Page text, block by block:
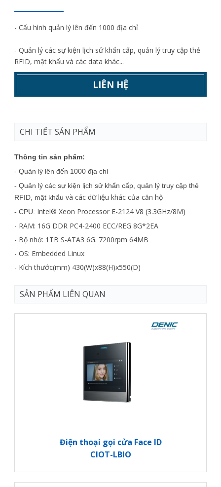
- Cấu hình quản lý lên đến 1000 địa chỉ
- Quản lý các sự kiện lịch sử khẩn cấp, quản lý truy cập thẻ
RFID, mật khẩu và các data khác...
LIÊN HỆ
CHI TIẾT SẢN PHẨM
Thông tin sản phẩm:
- Quản lý lên đến 1000 địa chỉ
- Quản lý các sự kiện lịch sử khẩn cấp, quản lý truy cập thẻ
RFID, mật khẩu và các dữ liệu khác của căn hộ
- CPU: Intel® Xeon Processor E-2124 V8 (3.3GHz/8M)
- RAM: 16G DDR PC4-2400 ECC/REG 8G*2EA
- Bộ nhớ: 1TB S-ATA3 6G. 7200rpm 64MB
- OS: Embedded Linux
- Kích thước(mm) 430(W)x88(H)x550(D)
SẢN PHẨM LIÊN QUAN
Điện thoại gọi cửa Face ID
CIOT-LBIO